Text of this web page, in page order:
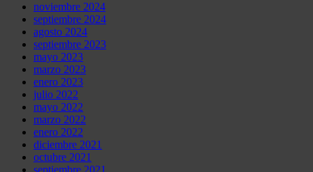
noviembre 2024
septiembre 2024
agosto 2024
septiembre 2023
mayo 2023
marzo 2023
enero 2023
julio 2022
mayo 2022
marzo 2022
enero 2022
diciembre 2021
octubre 2021